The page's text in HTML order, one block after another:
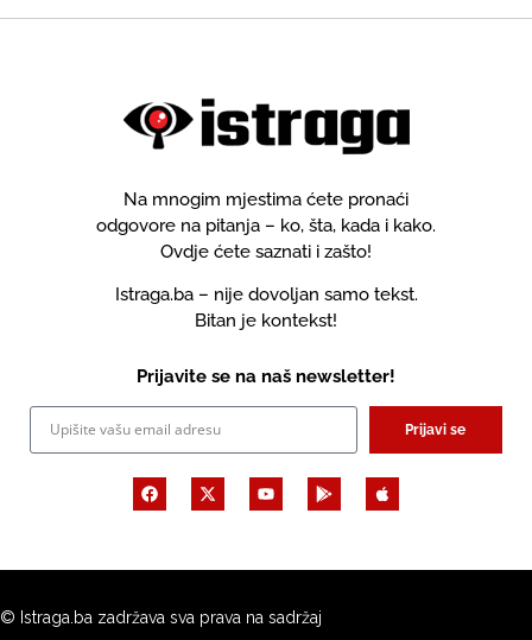
Na mnogim mjestima ćete pronaći
odgovore na pitanja – ko, šta, kada i kako.
Ovdje ćete saznati i zašto!
Istraga.ba – nije dovoljan samo tekst.
Bitan je kontekst!
Prijavite se na naš newsletter!
Prijavi se
© Istraga.ba zadržava sva prava na sadržaj